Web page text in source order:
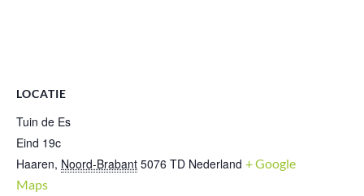
LOCATIE
Tuin de Es
Eind 19c
Haaren, Noord-Brabant 5076 TD Nederland + Google
Maps